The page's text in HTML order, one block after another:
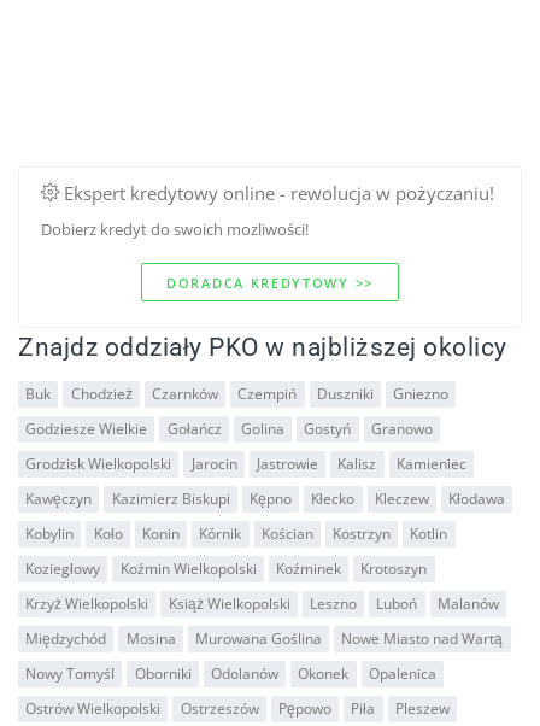
Ekspert kredytowy online - rewolucja w pożyczaniu!
Dobierz kredyt do swoich mozliwości!
DORADCA KREDYTOWY >>
Znajdz oddziały PKO w najbliższej okolicy
Buk Chodzież Czarnków Czempiń Duszniki
Gniezno
Godziesze Wielkie
Gołańcz Golina Gostyń
Granowo
Grodzisk Wielkopolski
Jarocin Jastrowie Kalisz
Kamieniec
Kawęczyn
Kazimierz Biskupi Kępno Kłecko Kleczew
Kłodawa
Kobylin
Koło Konin Kórnik Kościan Kostrzyn
Kotlin
Koziegłowy
Koźmin Wielkopolski Koźminek
Krotoszyn
Krzyż Wielkopolski
Książ Wielkopolski Leszno Luboń
Malanów
Międzychód
Mosina Murowana Goślina
Nowe Miasto nad Wartą
Nowy Tomyśl
Oborniki Odolanów Okonek
Opalenica
Ostrów Wielkopolski
Ostrzeszów Pępowo Piła
Pleszew